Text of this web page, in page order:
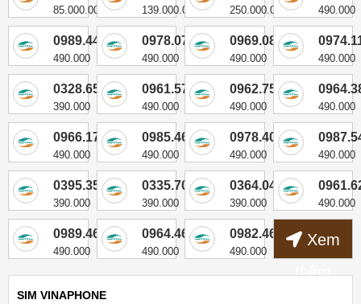
85.000.000 139.000.000 250.000.000 490.000
0989.440.825
490.000
0978.078.723
490.000
0969.088.913
490.000 490.000
0328.650.115
390.000
0961.578.263
490.000
0962.755.808
490.000 490.000
0966.176.485
490.000
0985.463.755
490.000
0978.407.035
490.000 490.000
0395.358.086
390.000
0335.708.508
390.000
0364.041.941
390.000 490.000
0989.468.921
490.000
0964.467.827
490.000
0982.467.050
490.000
Xem
thêm
SIM VINAPHONE